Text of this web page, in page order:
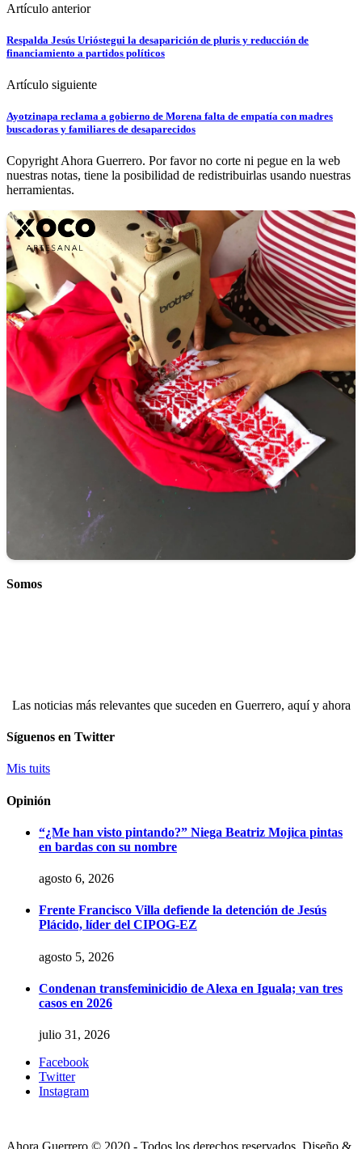
Artículo anterior
Respalda Jesús Urióstegui la desaparición de pluris y reducción de
financiamiento a partidos políticos
Artículo siguiente
Ayotzinapa reclama a gobierno de Morena falta de empatía con madres
buscadoras y familiares de desaparecidos
Copyright Ahora Guerrero. Por favor no corte ni pegue en la web
nuestras notas, tiene la posibilidad de redistribuirlas usando nuestras
herramientas.
Somos
Las noticias más relevantes que suceden en Guerrero, aquí y ahora
Síguenos en Twitter
Mis tuits
Opinión
“¿Me han visto pintando?” Niega Beatriz Mojica pintas
en bardas con su nombre
agosto 6, 2026
Frente Francisco Villa defiende la detención de Jesús
Plácido, líder del CIPOG-EZ
agosto 5, 2026
Condenan transfeminicidio de Alexa en Iguala; van tres
casos en 2026
julio 31, 2026
Facebook
Twitter
Instagram